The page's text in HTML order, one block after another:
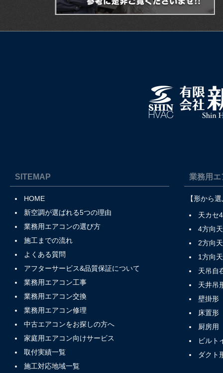
SITEMAP
HOME
新空調が選ばれる5つの理由
業務用エアコンの選び方
施工までの流れ
よくある質問
アフターサービス&品質保証について
業務用エアコン工事
業務用エアコン交換
業務用エアコン修理
中古エアコンをお探しの方へ
家庭用エアコン向けサービス
取付実績一覧
施工対応地域一覧
業務用エ
【形から
天カセ
4方向
2方向
1方向
天吊自
天井吊
壁掛形
床置形
厨房用
ビルト
ダクト